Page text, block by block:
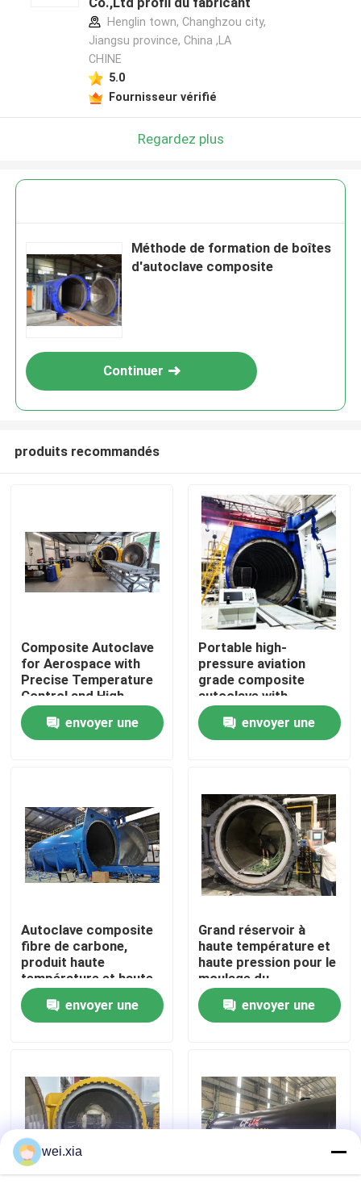
À la maison
Vidéos
À propos de nous
Visite de l'usine
Contrôle de la qualité
Nous contacter
Nouvelles
Les affaires
Autoclave d'AAC
Henglin town, Changhzou city,
Jiangsu province, China ,LA
CHINE
5.0
Fournisseur vérifié
Regardez plus
Méthode de formation de boîtes
d'autoclave composite
Continuer
produits recommandés
Composite Autoclave
for Aerospace with
Precise Temperature
Control and High-
Pressure Vessel for
Consistent Curing
envoyer une
Portable high-
pressure aviation
grade composite
autoclave with
advanced control
systems for UAV and
aerospace
envoyer une
Autoclave composite
fibre de carbone,
produit haute
température et haute
pression, supporte la
personnalisation,
système complet
envoyer une
Grand réservoir à
haute température et
haute pression pour le
moulage du
durcissement à la
fibre de carbone
envoyer une
wei.xia